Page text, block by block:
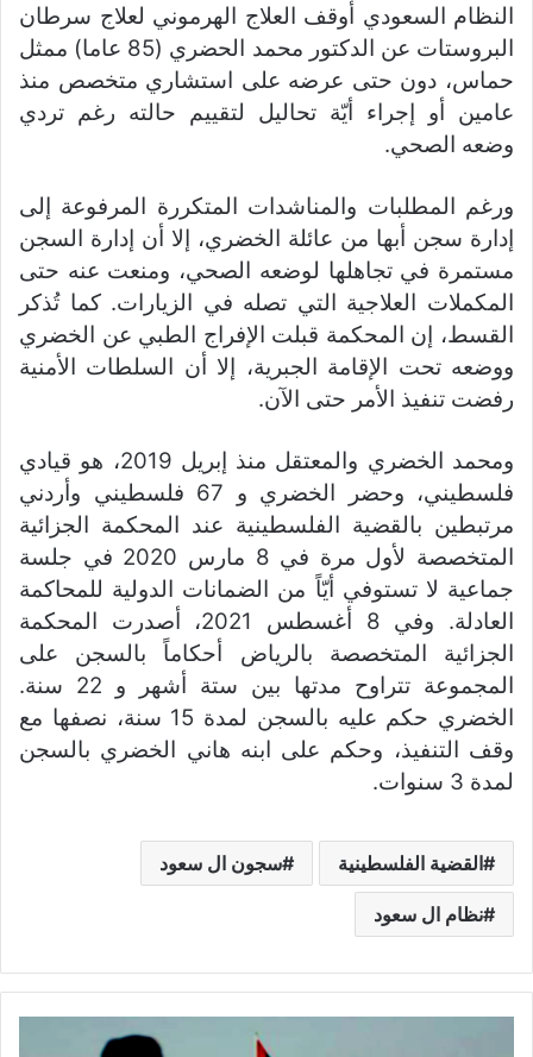
النظام السعودي أوقف العلاج الهرموني لعلاج سرطان
البروستات عن الدكتور محمد الحضري (85 عاما) ممثل
حماس، دون حتى عرضه على استشاري متخصص منذ
عامين أو إجراء أيّة تحاليل لتقييم حالته رغم تردي
وضعه الصحي.
ورغم المطلبات والمناشدات المتكررة المرفوعة إلى
إدارة سجن أبها من عائلة الخضري، إلا أن إدارة السجن
مستمرة في تجاهلها لوضعه الصحي، ومنعت عنه حتى
المكملات العلاجية التي تصله في الزيارات. كما تُذكر
القسط، إن المحكمة قبلت الإفراج الطبي عن الخضري
ووضعه تحت الإقامة الجبرية، إلا أن السلطات الأمنية
رفضت تنفيذ الأمر حتى الآن.
ومحمد الخضري والمعتقل منذ إبريل 2019، هو قيادي
فلسطيني، وحضر الخضري و 67 فلسطيني وأردني
مرتبطين بالقضية الفلسطينية عند المحكمة الجزائية
المتخصصة لأول مرة في 8 مارس 2020 في جلسة
جماعية لا تستوفي أيّاً من الضمانات الدولية للمحاكمة
العادلة. وفي 8 أغسطس 2021، أصدرت المحكمة
الجزائية المتخصصة بالرياض أحكاماً بالسجن على
المجموعة تتراوح مدتها بين ستة أشهر و 22 سنة.
الخضري حكم عليه بالسجن لمدة 15 سنة، نصفها مع
وقف التنفيذ، وحكم على ابنه هاني الخضري بالسجن
لمدة 3 سنوات.
القضية الفلسطينية سجون ال سعود
نظام ال سعود